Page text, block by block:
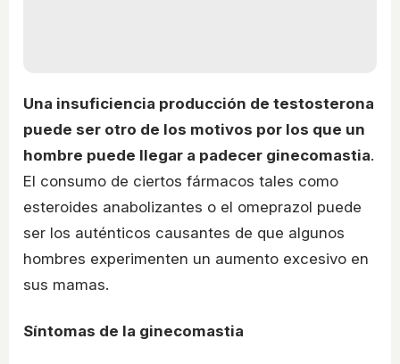
Una insuficiencia producción de testosterona
puede ser otro de los motivos por los que un
hombre puede llegar a padecer ginecomastia.
El consumo de ciertos fármacos tales como
esteroides anabolizantes o el omeprazol puede
ser los auténticos causantes de que algunos
hombres experimenten un aumento excesivo en
sus mamas.
Síntomas de la ginecomastia